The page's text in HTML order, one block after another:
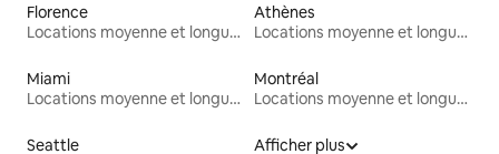
Florence
Locations moyenne et longue durée
Athènes
Locations moyenne et longue durée
Miami
Locations moyenne et longue durée
Montréal
Locations moyenne et longue durée
Seattle Afficher plus